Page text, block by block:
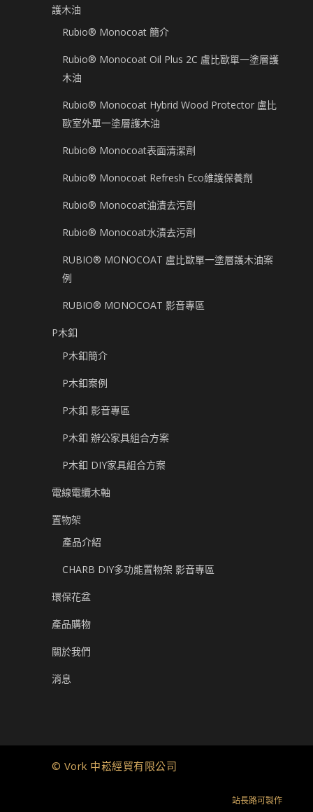
護木油
Rubio® Monocoat 簡介
Rubio® Monocoat Oil Plus 2C 盧比歐單一塗層護
木油
Rubio® Monocoat Hybrid Wood Protector 盧比
歐室外單一塗層護木油
Rubio® Monocoat表面清潔劑
Rubio® Monocoat Refresh Eco維護保養劑
Rubio® Monocoat油漬去污劑
Rubio® Monocoat水漬去污劑
RUBIO® MONOCOAT 盧比歐單一塗層護木油案
例
RUBIO® MONOCOAT 影音專區
P木釦
P木釦簡介
P木釦案例
P木釦 影音專區
P木釦 辦公家具組合方案
P木釦 DIY家具組合方案
電線電纜木軸
置物架
產品介紹
CHARB DIY多功能置物架 影音專區
環保花盆
產品購物
關於我們
消息
© Vork 中崧經貿有限公司
站長路可製作